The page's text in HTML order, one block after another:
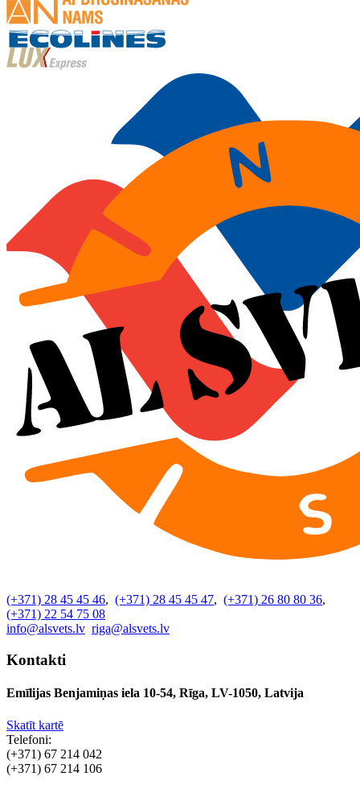
(+371) 28 45 45 46, (+371) 28 45 45 47, (+371) 26 80 80 36,
(+371) 22 54 75 08
info@alsvets.lv riga@alsvets.lv
Kontakti
Emīlijas Benjamiņas iela 10-54, Rīga, LV-1050, Latvija
Skatīt kartē
Telefoni:
(+371) 67 214 042
(+371) 67 214 106